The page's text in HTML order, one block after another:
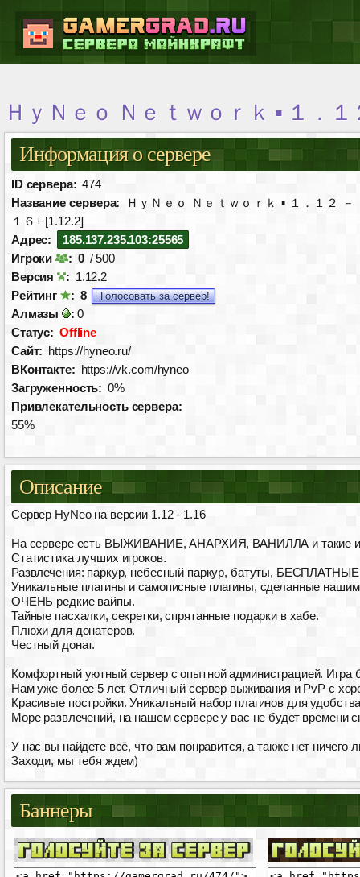
ＨｙＮｅｏ Ｎｅｔｗｏｒｋ ▪ １．
Информация о сервере
ID сервера: 474
Название сервера:
ＨｙＮｅｏ Ｎｅｔｗｏｒｋ ▪ １．１２ －
１６+ [1.12.2]
Адрес:
185.137.235.103:25565
Игроки
: 0 / 500
Версия
: 1.12.2
Рейтинг
: 8 Голосовать за сервер!
Алмазы : 0
Статус: Offline
Сайт: https://hyneo.ru/
ВКонтакте: https://vk.com/hyneo
Загруженность: 0%
Привлекательность сервера:
55%
Описание
Сервер HyNeo на версии 1.12 - 1.16
На сервере есть ВЫЖИВАНИЕ, АНАРХИЯ, ВАНИЛЛА и такие
Статистика лучших игроков.
Развлечения: паркур, небесный паркур, батуты,
Уникальные плагины и самописные плагины, сделанные
ОЧЕНЬ редкие вайпы.
Тайные пасхалки, секретки, спрятанные подарки в хабе.
Плюхи для донатеров.
Честный донат.
Комфортный уютный сервер с опытной администрацией. Игра
Нам уже более 5 лет. Отличный сервер выживания и PvP с
Красивые постройки. Уникальный набор плагинов для
Море развлечений, на нашем сервере у вас не будет времени
У нас вы найдете всё, что вам понравится, а также нет ничего
Заходи, мы тебя ждем)
Баннеры